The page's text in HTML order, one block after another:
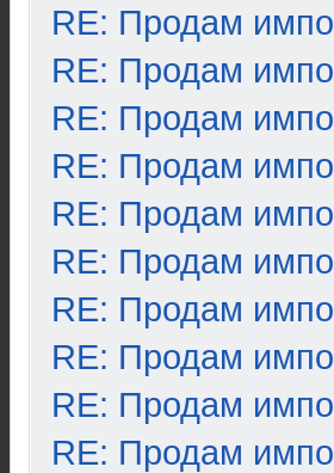
RE: Продам
RE: Продам
RE: Продам
RE: Продам
RE: Продам
RE: Продам
RE: Продам
RE: Продам
RE: Продам
RE: Продам